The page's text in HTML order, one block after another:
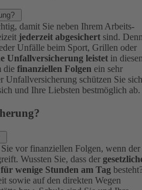
damit Sie neben Ihrem Arbeits-
jederzeit abgesichert sind.
Unfälle beim Sport, Grillen oder
Unfallversicherung leistet in
die finanziellen Folgen ein sehr
Unfallversicherung schützen Sie sich
und Ihre Liebsten bestmöglich ab.
vor finanziellen Folgen, wenn der
Wussten Sie, dass der
wenige Stunden am Tag
sowie auf den direkten Wegen